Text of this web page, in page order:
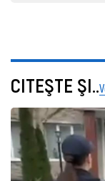
CITEŞTE ŞI..